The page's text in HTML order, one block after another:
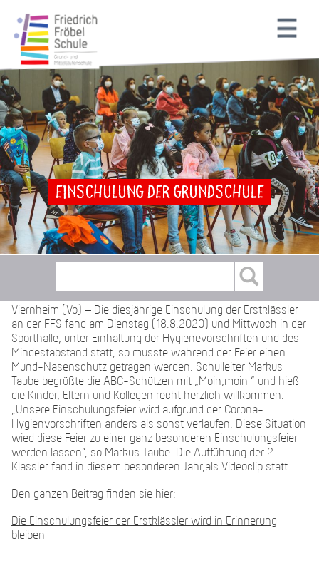
Einschulung der Grundschule
Viernheim (Vo) – Die diesjährige Einschulung der Erstklässler
an der FFS fand am Dienstag (18.8.2020) und Mittwoch in der
Sporthalle, unter Einhaltung der Hygienevorschriften und des
Mindestabstand statt, so musste während der Feier einen
Mund-Nasenschutz getragen werden. Schulleiter Markus
Taube begrüßte die ABC-Schützen mit „Moin,moin “ und hieß
die Kinder, Eltern und Kollegen recht herzlich willkommen.
„Unsere Einschulungsfeier wird aufgrund der Corona-
Hygienvorschriften anders als sonst verlaufen. Diese Situation
wied diese Feier zu einer ganz besonderen Einschulungsfeier
werden lassen“, so Markus Taube. Die Aufführung der 2.
Klässler fand in diesem besonderen Jahr,als Videoclip statt. ….
Den ganzen Beitrag finden sie hier:
Die Einschulungsfeier der Erstklässler wird in Erinnerung
bleiben